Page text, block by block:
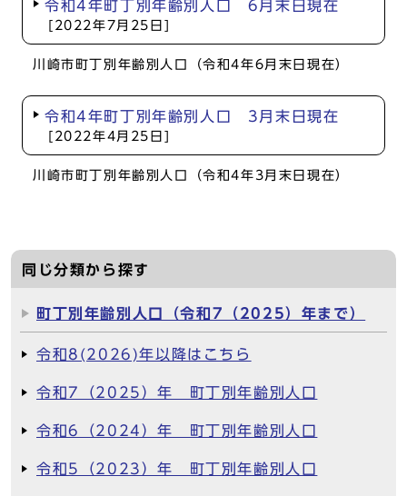
令和4年町丁別年齢別人口 6月末日現在
[2022年7月25日]
川崎市町丁別年齢別人口（令和4年6月末日現在）
令和4年町丁別年齢別人口 3月末日現在
[2022年4月25日]
川崎市町丁別年齢別人口（令和4年3月末日現在）
同じ分類から探す
町丁別年齢別人口（令和7（2025）年まで）
令和8(2026)年以降はこちら
令和7（2025）年 町丁別年齢別人口
令和6（2024）年 町丁別年齢別人口
令和5（2023）年 町丁別年齢別人口